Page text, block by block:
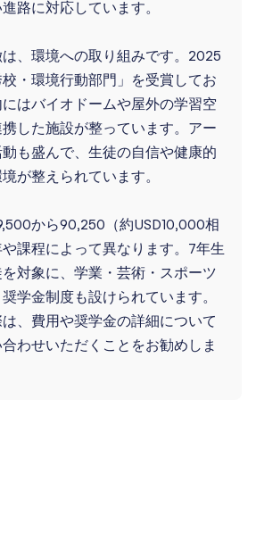
路に対応しています。
、環境への取り組みです。2025
・環境行動部門」を受賞してお
はバイオドームや屋外の学習空
した施設が整っています。アー
も盛んで、生徒の自信や健康的
が整えられています。
から90,250（約USD10,000相
課程によって異なります。7年生
対象に、学業・芸術・スポーツ
学金制度も設けられています。
、費用や奨学金の詳細について
わせいただくことをお勧めしま